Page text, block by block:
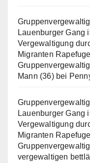
Lauenburger Gang
Vergewaltigung
Migranten
Mann (36) bei
Lauenburger Gang
Vergewaltigung
Migranten
vergewaltigen